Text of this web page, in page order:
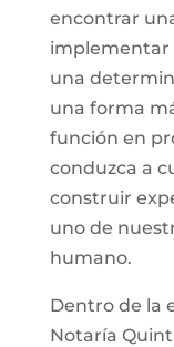
encontrar
implementar
una
una forma
función en
conduzca a
construir
uno de
humano.
Dentro de la
Notaría